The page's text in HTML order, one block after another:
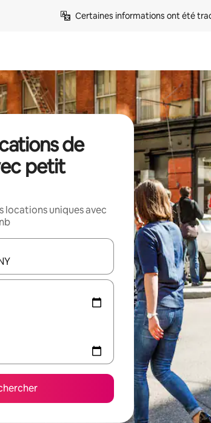
Certaines informations ont été
de
petit
locations uniques avec
utilisez les flèches vers le haut et vers le